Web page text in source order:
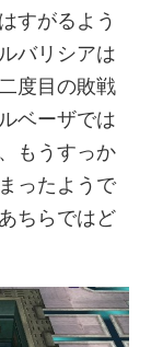
すがるよう
バリシアは
度目の敗戦
ベーザでは
もうすっか
ったようで
ちらではど